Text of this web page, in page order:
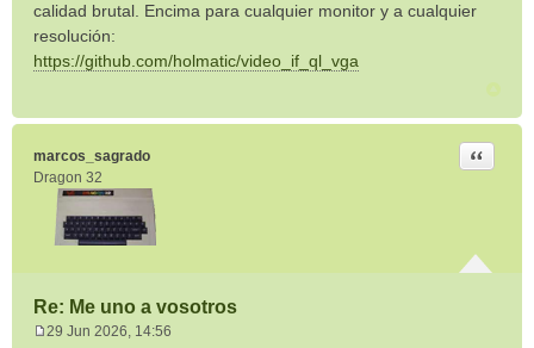
calidad brutal. Encima para cualquier monitor y a cualquier
resolución:
https://github.com/holmatic/video_if_ql_vga
marcos_sagrado
Dragon 32
Re: Me uno a vosotros
Citar
29 Jun 2026, 14:56